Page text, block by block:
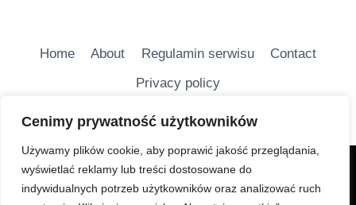
Cenimy prywatność użytkowników
Używamy plików cookie, aby poprawić jakość przeglądania,
wyświetlać reklamy lub treści dostosowane do
indywidualnych potrzeb użytkowników oraz analizować ruch
POLSKI
NA
ZANZIBAR
Home About Regulamin serwisu
Contact
Privacy policy
Charakter Serwisu jest głównie informacyjny i ma na